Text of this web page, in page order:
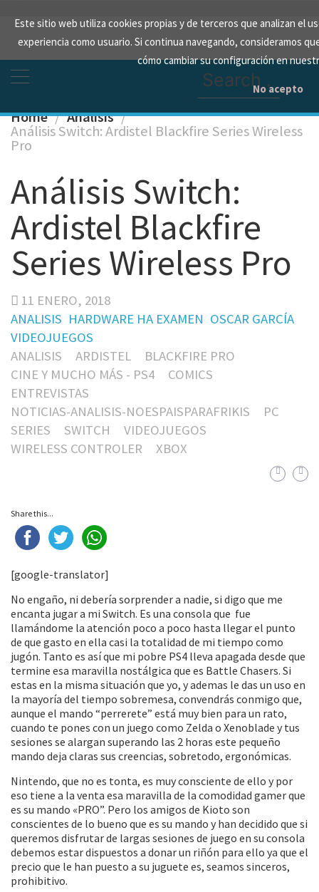
Este sitio web utiliza cookies propias y de terceros que analizan el
experiencia como usuario. Si continua navegando, consideramos
cómo cambiar su configuración en
No acepto
content
Search
for:
Home Analisis
Análisis Switch: Ardistel Blackfire Series Wireless
Pro
Análisis Switch:
Ardistel Blackfire
Series Wireless Pro
11 ENERO, 2018
ANALISIS HARDWARE HA EXAMEN OSCAR GARCÍA
VIDEOJUEGOS
ANALISIS
ARDISTEL
BLACKFIRE PRO
CINE Y MUCHO MÁS - PS4
COMICS
ENTREVISTAS
NOTICIAS-ANALISIS-NOESPAISPARAFRIKIS
PC
SERIES
SWITCH
VIDEOJUEGOS
WIRELESS CONTROLER
XBOX
Share this...
[google-translator]
No engaño, ni debería sorprender a nadie, si digo que me
encanta jugar a mi Switch. Es una consola que fue
llamándome la atención poco a poco hasta llegar el punto
de que gasto en ella casi la totalidad de mi tiempo como
jugón. Tanto es así que mi pobre PS4 lleva apagada desde que
termine esa maravilla nostálgica que es Battle Chasers. Si
estas en la misma situación que yo, y ademas le das un uso en
la mayoría del tiempo sobremesa, convendrás conmigo que,
aunque el mando “perrerete” está muy bien para un rato,
cuando te pones con un juego como Zelda o Xenoblade y tus
sesiones se alargan superando las 2 horas este pequeño
mando deja claras sus creencias, sobretodo, ergonómicas.
Nintendo, que no es tonta, es muy consciente de ello y por
eso tiene a la venta esa maravilla de la comodidad gamer que
es su mando «PRO”. Pero los amigos de Kioto son
conscientes de lo bueno que es su mando y han decidido que si
queremos disfrutar de largas sesiones de juego en su consola
debemos estar dispuestos a donar un riñón para ello ya que el
precio que le han puesto a su juguete es, seamos sinceros,
prohibitivo.